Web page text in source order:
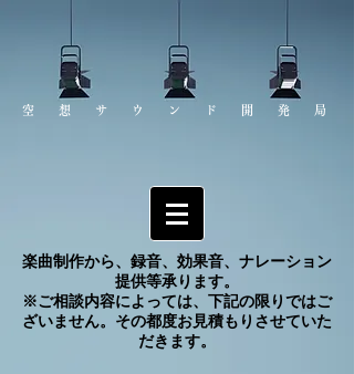
空想サウンド開発局
楽曲制作から、録音、効果音、ナレーション
提供等承ります。
※ご相談内容によっては、下記の限りではご
ざいません。その都度お見積もりさせていた
だきます。